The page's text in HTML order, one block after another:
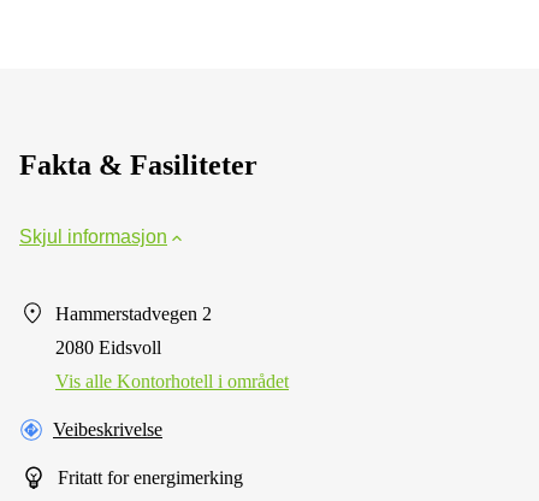
Fakta & Fasiliteter
Skjul informasjon
Hammerstadvegen 2
2080 Eidsvoll
Vis alle Kontorhotell i området
Veibeskrivelse
Fritatt for energimerking